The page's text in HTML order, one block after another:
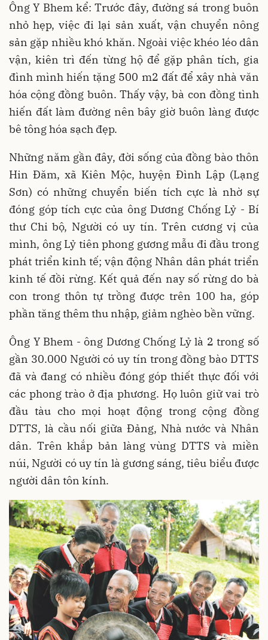
Ông Y Bhem kể: Trước đây, đường sá trong buôn
nhỏ hẹp, việc đi lại sản xuất, vận chuyển nông
sản gặp nhiều khó khăn. Ngoài việc khéo léo dân
vận, kiên trì đến từng hộ để gặp phân tích, gia
đình mình hiến tặng 500 m2 đất để xây nhà văn
hóa cộng đồng buôn. Thấy vậy, bà con đồng tình
hiến đất làm đường nên bây giờ buôn làng được
bê tông hóa sạch đẹp.
Những năm gần đây, đời sống của đồng bào thôn
Hin Đăm, xã Kiên Mộc, huyện Đình Lập (Lạng
Sơn) có những chuyển biến tích cực là nhờ sự
đóng góp tích cực của ông Dương Chống Lỷ - Bí
thư Chi bộ, Người có uy tín. Trên cương vị của
mình, ông Lỷ tiên phong gương mẫu đi đầu trong
phát triển kinh tế; vận động Nhân dân phát triển
kinh tế đồi rừng. Kết quả đến nay số rừng do bà
con trong thôn tự trồng được trên 100 ha, góp
phần tăng thêm thu nhập, giảm nghèo bền vững.
Ông Y Bhem - ông Dương Chống Lỷ là 2 trong số
gần 30.000 Người có uy tín trong đồng bào DTTS
đã và đang có nhiều đóng góp thiết thực đối với
các phong trào ở địa phương. Họ luôn giữ vai trò
đầu tàu cho mọi hoạt động trong cộng đồng
DTTS, là cầu nối giữa Đảng, Nhà nước và Nhân
dân. Trên khắp bản làng vùng DTTS và miền
núi, Người có uy tín là gương sáng, tiêu biểu được
người dân tôn kính.